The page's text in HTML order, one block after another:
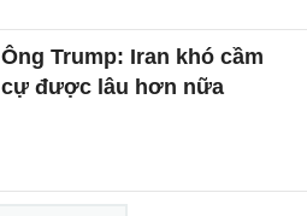
Ông Trump: Iran khó cầm
cự được lâu hơn nữa